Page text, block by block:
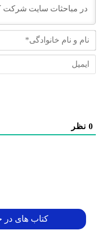
0 نظر
کتاب های در